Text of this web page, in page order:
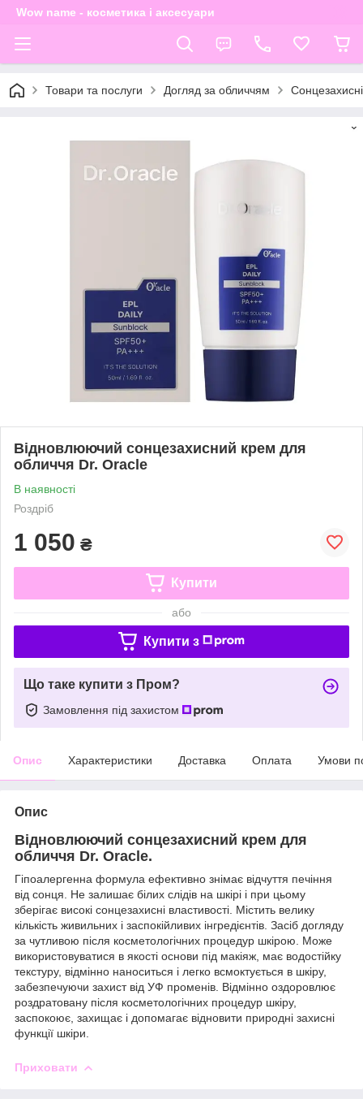
Wow name - косметика і аксесуари
Товари та послуги Догляд за обличчям
Відновлюючий сонцезахисний крем для
обличчя Dr. Oracle
В наявності
Роздріб
1 050 ₴
Купити
або
Купити з
Що таке купити з Пром?
Замовлення під захистом
Опис Характеристики Доставка Оплата Умови
Опис
Відновлюючий сонцезахисний крем для
обличчя Dr. Oracle.
Гіпоалергенна формула ефективно знімає відчуття печіння
від сонця. Не залишає білих слідів на шкірі і при цьому
зберігає високі сонцезахисні властивості. Містить велику
кількість живильних і заспокійливих інгредієнтів. Засіб догляду
за чутливою після косметологічних процедур шкірою. Може
використовуватися в якості основи під макіяж, має водостійку
текстуру, відмінно наноситься і легко всмоктується в шкіру,
забезпечуючи захист від УФ променів. Відмінно оздоровлює
роздратовану після косметологічних процедур шкіру,
заспокоює, захищає і допомагає відновити природні захисні
функції шкіри.
Приховати